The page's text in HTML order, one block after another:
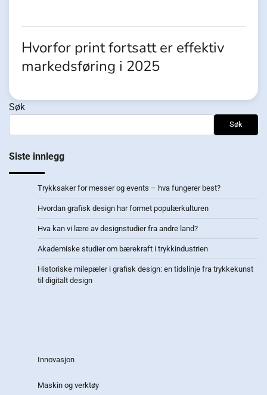
Hvorfor print fortsatt er effektiv
markedsføring i 2025
Søk
Søk
Siste innlegg
Trykksaker for messer og events – hva fungerer best?
Hvordan grafisk design har formet populærkulturen
Hva kan vi lære av designstudier fra andre land?
Akademiske studier om bærekraft i trykkindustrien
Historiske milepæler i grafisk design: en tidslinje fra trykkekunst
til digitalt design
Innovasjon
Maskin og verktøy